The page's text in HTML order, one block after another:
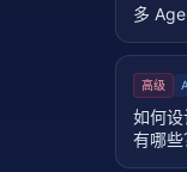
多
高级
如何
有哪些